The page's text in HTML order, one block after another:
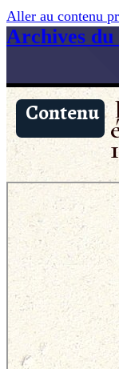
Aller au contenu
Archives du
Contenu